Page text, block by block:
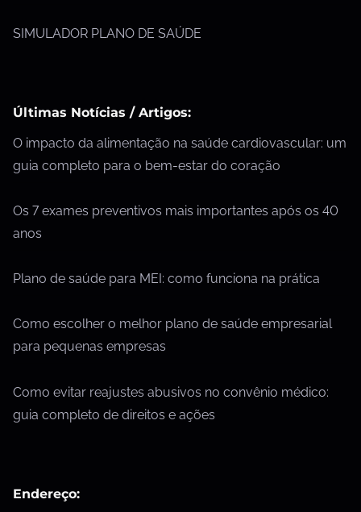
SIMULADOR PLANO DE SAÚDE
Últimas Notícias / Artigos:
O impacto da alimentação na saúde cardiovascular: um
guia completo para o bem-estar do coração
Os 7 exames preventivos mais importantes após os 40
anos
Plano de saúde para MEI: como funciona na prática
Como escolher o melhor plano de saúde empresarial
para pequenas empresas
Como evitar reajustes abusivos no convênio médico:
guia completo de direitos e ações
Endereço: